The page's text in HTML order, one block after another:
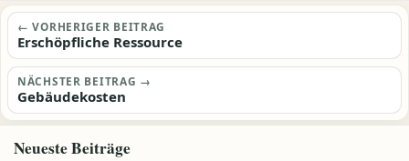
Beitragsnavigation
← VORHERIGER BEITRAG
Erschöpfliche Ressource
NÄCHSTER BEITRAG →
Gebäudekosten
Neueste Beiträge